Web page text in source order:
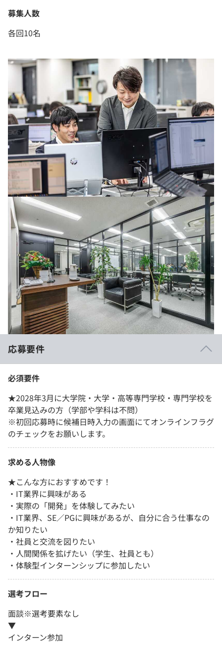
募集人数
各回10名
応募要件
必須要件
★2028年3月に大学院・大学・高等専門学校・専門学校を
卒業見込みの方（学部や学科は不問）
※初回応募時に候補日時入力の画面にてオンラインフラグ
のチェックをお願いします。
求める人物像
★こんな方におすすめです！
・IT業界に興味がある
・実際の「開発」を体験してみたい
・IT業界、SE／PGに興味があるが、自分に合う仕事なの
か知りたい
・社員と交流を図りたい
・人間関係を拡げたい（学生、社員とも）
・体験型インターンシップに参加したい
選考フロー
面談※選考要素なし
▼
インターン参加